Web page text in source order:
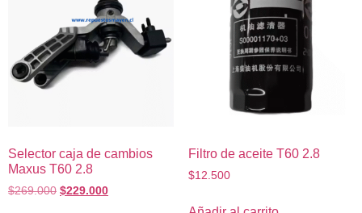
Selector caja de cambios
Maxus T60 2.8
$269.000 $229.000
Filtro de aceite T60 2.8
$12.500